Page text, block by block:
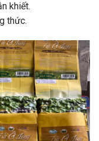
khiết.
thức.